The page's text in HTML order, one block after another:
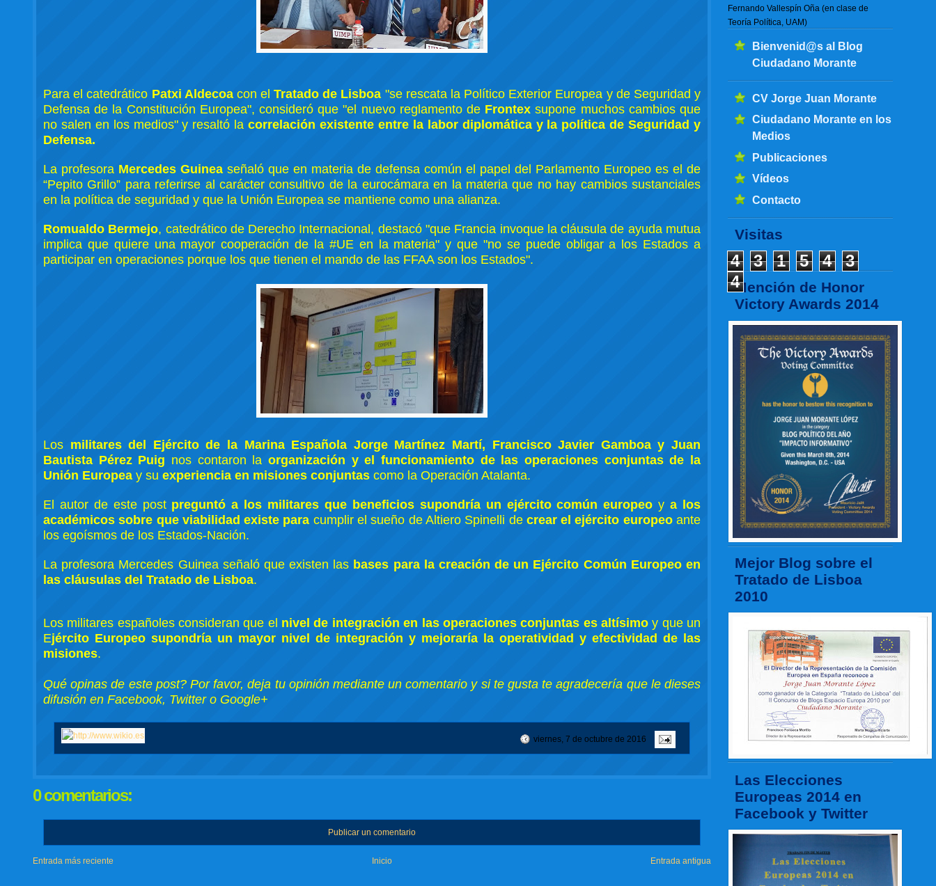
Fernando Vallespín Oña (en clase de
Teoría Política, UAM)
Bienvenid@s al Blog
Ciudadano Morante
CV Jorge Juan Morante
Ciudadano Morante en los
Medios
Publicaciones
Vídeos
Contacto
Visitas
4 3 1 5 4
3
4Mención de Honor
Victory Awards 2014
Mejor Blog sobre el
Tratado de Lisboa
2010
Las Elecciones
Europeas 2014 en
Facebook y Twitter
Para el catedrático Patxi Aldecoacon elTratado de Lisboa "se rescata la Político Exterior Europea y de Seguridad y
Defensa de la Constitución Europea", consideró que "el nuevo reglamento de Frontex supone muchos cambios que
no salen en los medios" y resaltó lacorrelación existente entre la labor diplomática y la política de Seguridad y
Defensa.
La profesora Mercedes Guinea señaló que en materia de defensa común el papel del Parlamento Europeo es el de
“Pepito Grillo” para referirse al carácter consultivo de la eurocámara en la materia que no hay cambios sustanciales
en la política de seguridad y que la Unión Europea se mantiene como una alianza.
Romualdo Bermejo, catedrático de Derecho Internacional, destacó "que Francia invoque la cláusula de ayuda mutua
implica que quiere una mayor cooperación de la #UE en la materia" y que "no se puede obligar a los Estados a
participar en operaciones porque los que tienen el mando de las FFAA son los Estados".
Los militares del Ejército de la Marina Española Jorge Martínez Martí, Francisco Javier Gamboa y Juan
Bautista Pérez Puig nos contaron laorganización y el funcionamiento de las operaciones conjuntas de la
Unión Europea y suexperiencia en misiones conjuntas como la Operación Atalanta.
El autor de este post preguntó a los militares que beneficios supondría un ejército común europeo ya los
académicos sobre que viabilidad existe para cumplir el sueño de Altiero Spinelli de crear el ejército europeoante
los egoísmos de los Estados-Nación.
La profesora Mercedes Guinea señaló que existen las bases para la creación de un Ejército Común Europeo en
las cláusulas del Tratado de Lisboa.
Los militares españoles consideran que el nivel de integración en las operaciones conjuntas es altísimoy que un
Ejército Europeo supondría un mayor nivel de integración y mejoraría la operatividad y efectividad de las
misiones.
Qué opinas de este post? Por favor, deja tu opinión mediante un comentario y si te gusta te agradecería que le dieses
difusión en Facebook, Twitter o Google+
viernes, 7 de octubre de 2016
0 comentarios:
Publicar un comentario
Entrada más reciente Entrada antigua
Inicio